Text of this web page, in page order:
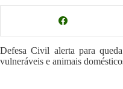
Defesa Civil alerta para
vulneráveis e animais